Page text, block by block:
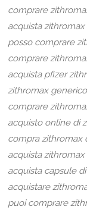
comprare
acquista
posso comprare
comprare
acquista pfizer
zithromax
comprare
acquisto online di
compra zithromax
acquista
acquista capsule
acquistare
puoi comprare